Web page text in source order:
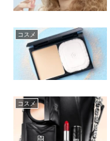
コスメ
コスメ